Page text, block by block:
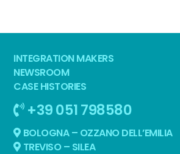
INTEGRATION MAKERS
NEWSROOM
CASE HISTORIES
+39 051 798580
BOLOGNA – OZZANO DELL’EMILIA
TREVISO – SILEA